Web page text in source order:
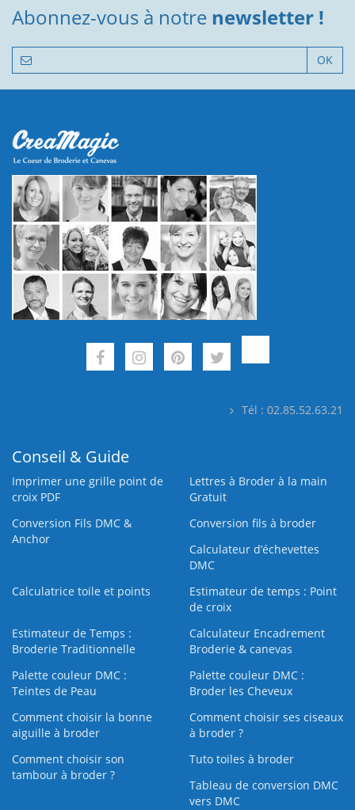
Abonnez-vous à notre newsletter !
OK
Tél : 02.85.52.63.21
Conseil & Guide
Imprimer une grille point de
croix PDF
Lettres à Broder à la main
Gratuit
Conversion Fils DMC &
Anchor
Conversion fils à broder
Calculateur d’échevettes
DMC
Calculatrice toile et points
Estimateur de temps : Point
de croix
Estimateur de Temps :
Broderie Traditionnelle
Calculateur Encadrement
Broderie & canevas
Palette couleur DMC :
Teintes de Peau
Palette couleur DMC :
Broder les Cheveux
Comment choisir la bonne
aiguille à broder
Comment choisir ses ciseaux
à broder ?
Comment choisir son
tambour à broder ?
Tuto toiles à broder
Tableau de conversion DMC
vers DMC